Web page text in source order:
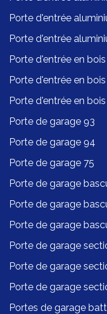
Porte d'entrée
Porte d'entrée
Porte d'entrée en
Porte d'entrée en
Porte d'entrée en bois
Porte de garage 93
Porte de garage 94
Porte de garage 75
Porte de garage
Porte de garage
Porte de garage
Porte de garage
Porte de garage
Porte de garage
Portes de garage